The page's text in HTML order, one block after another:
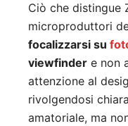
Ciò che distingue
microproduttori
focalizzarsi su
viewfinder e non
attenzione al
rivolgendosi
amatoriale, ma